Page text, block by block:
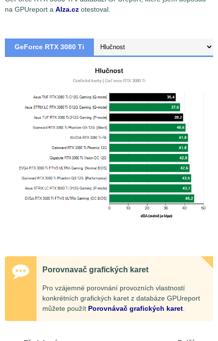
na GPUreport a Alza.cz otestoval.
GeForce RTX 3080 Ti
Porovnavač grafických karet
Pro vzájemné porovnání provozních vlastností
konkrétních grafických karet z databáze GPUreport
můžete použít Porovnávač grafických karet